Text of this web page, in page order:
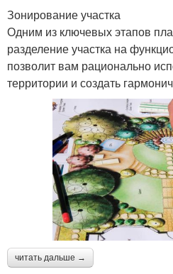
Зонирование участка
Одним из ключевых этапов
разделение участка на
позволит вам рационально
территории и создать
читать дальше →